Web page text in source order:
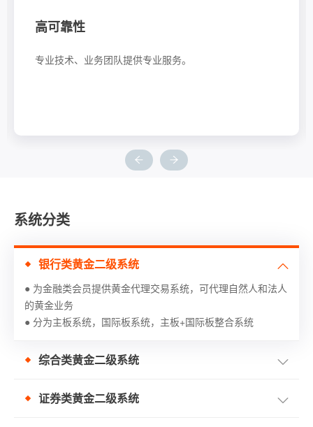
高可靠性
专业技术、业务团队提供专业服务。
系统分类
银行类黄金二级系统
● 为金融类会员提供黄金代理交易系统，可代理自然人和法人
的黄金业务
● 分为主板系统，国际板系统，主板+国际板整合系统
综合类黄金二级系统
证券类黄金二级系统